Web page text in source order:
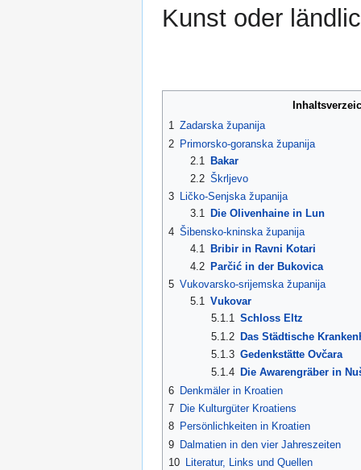
Kunst oder
1 Zadarska županija
2 Primorsko-goranska županija
2.1
Bakar
2.2 Škrljevo
3 Ličko-Senjska županija
3.1
Die Olivenhaine in Lun
4 Šibensko-kninska županija
4.1
Bribir in Ravni Kotari
4.2
Parčić in der Bukovica
5 Vukovarsko-srijemska županija
5.1 Vukovar
5.1.1 Schloss Eltz
5.1.2 Das Städtische
5.1.3 Gedenkstätte Ovčara
5.1.4 Die Awarengräber in
6 Denkmäler in Kroatien
7 Die Kulturgüter Kroatiens
8 Persönlichkeiten in Kroatien
9 Dalmatien in den vier Jahreszeiten
10 Literatur, Links und Quellen